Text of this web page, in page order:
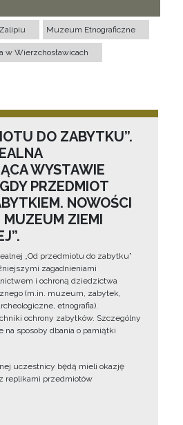
Muzeum Etnograficzne
Wierzchosławicach
DO ZABYTKU”.
WYSTAWIE
PRZEDMIOT
NOWOŚCI
ZIEMI
„Od przedmiotu do zabytku”
zagadnieniami
i ochroną dziedzictwa
(m.in. muzeum, zabytek,
etnografia).
ochrony zabytków. Szczególny
na sposoby dbania o pamiątki
uczestnicy będą mieli okazję
replikami przedmiotów